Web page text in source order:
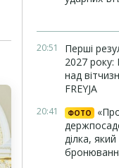
20:51
Перші
2027 року:
над
FREYJA
20:41 ФОТО
ділка,